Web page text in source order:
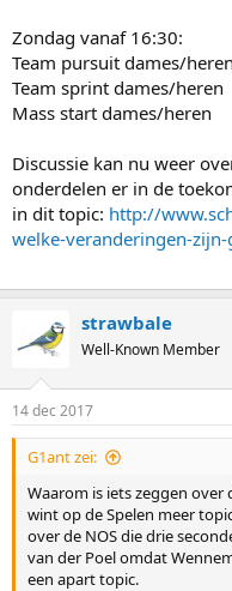
Zondag vanaf 16:30:
Team pursuit dames/heren
Team sprint dames/heren
Mass start dames/heren
Discussie kan nu weer
onderdelen er in de
in dit topic: http://
welke-veranderingen-
strawbale
Well-Known Member
14 dec 2017
G1ant zei:
Waarom is iets zeggen over
wint op de Spelen meer
over de NOS die drie
van der Poel omdat
een apart topic.